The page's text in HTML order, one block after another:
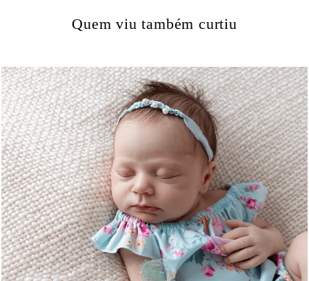
Quem viu também curtiu
1690 0